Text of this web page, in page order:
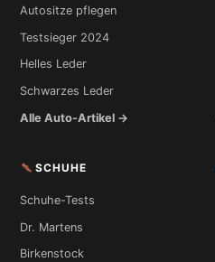
Autositze pflegen
Testsieger 2024
Helles Leder
Schwarzes Leder
Alle Auto-Artikel →
SCHUHE
Schuhe-Tests
Dr. Martens
Birkenstock